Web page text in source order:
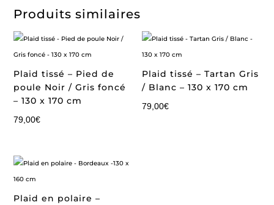
Produits similaires
Plaid tissé – Pied de
poule Noir / Gris foncé
– 130 x 170 cm
79,00€
Plaid tissé – Tartan Gris
/ Blanc – 130 x 170 cm
79,00€
Plaid en polaire –